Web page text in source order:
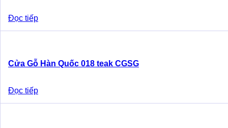
Đọc tiếp
Cửa Gỗ Hàn Quốc 018 teak CGSG
Đọc tiếp